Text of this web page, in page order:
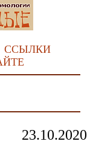
ССЫЛКИ
23.10.2020